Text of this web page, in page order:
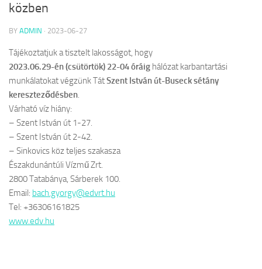
közben
BY ADMIN · 2023-06-27
Tájékoztatjuk a tisztelt lakosságot, hogy
2023.06.29-én (csütörtök) 22-04 óráig hálózat karbantartási
munkálatokat végzünk TátSzent István út-Buseck sétány
kereszteződésben.
Várható víz hiány:
– Szent István út 1-27.
– Szent István út 2-42.
– Sinkovics köz teljes szakasza
Északdunántúli Vízmű Zrt.
2800 Tatabánya, Sárberek 100.
Email: bach.gyorgy@edvrt.hu
Tel: +36306161825
www.edv.hu